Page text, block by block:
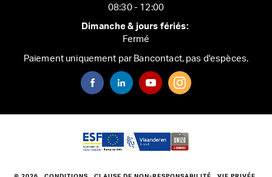
08:30 - 12:00
Dimanche & jours fériés:
Fermé
Paiement uniquement par Bancontact, pas d'espèces.